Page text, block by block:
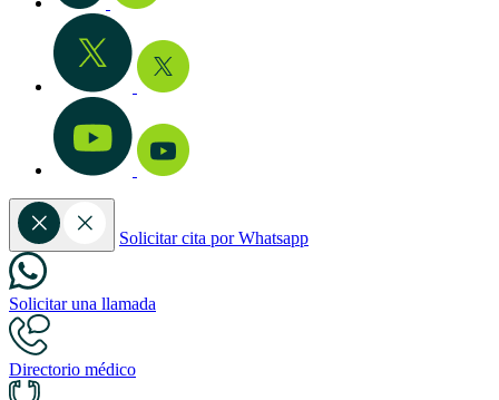
Solicitar cita por Whatsapp
Solicitar una llamada
Directorio médico